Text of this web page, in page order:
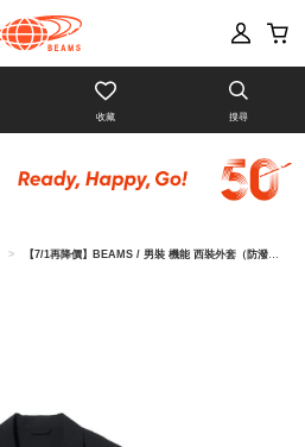
收藏 搜尋
> 【7/1再降價】BEAMS / 男裝 機能 西裝外套（防潑水）